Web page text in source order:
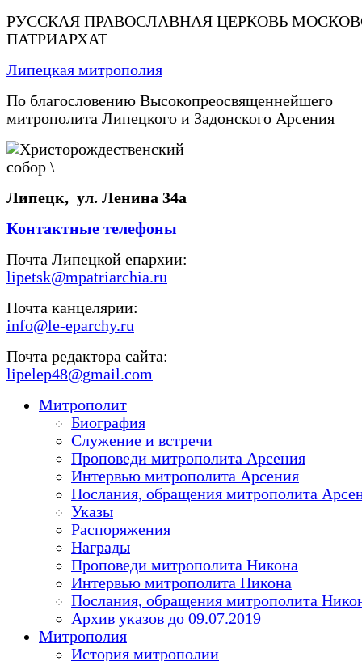
РУССКАЯ ПРАВОСЛАВНАЯ ЦЕРКОВЬ
ПАТРИАРХАТ
Липецкая митрополия
По благословению Высокопреосвященнейшего
митрополита Липецкого и Задонского Арсения
Липецк, ул. Ленина 34а
Контактные телефоны
Почта Липецкой епархии:
lipetsk@mpatriarchia.ru
Почта канцелярии:
info@le-eparchy.ru
Почта редактора сайта:
lipelep48@gmail.com
Митрополит
Биография
Служение и встречи
Проповеди митрополита Арсения
Интервью митрополита Арсения
Послания, обращения митрополита
Указы
Распоряжения
Награды
Проповеди митрополита Никона
Интервью митрополита Никона
Послания, обращения митрополита
Архив указов до 09.07.2019
Митрополия
История митрополии